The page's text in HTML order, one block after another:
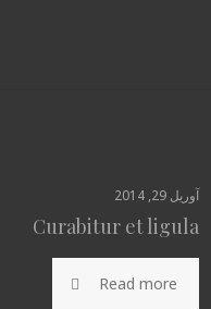
آوریل 29, 2014
Curabitur et ligula
Read more